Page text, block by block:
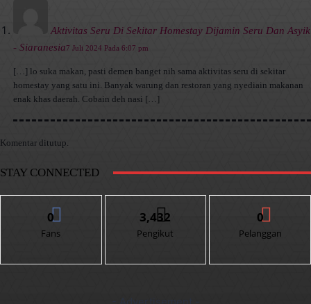
Aktivitas Seru Di Sekitar Homestay Dijamin Seru Dan Asyik
- Siaranesia7 Juli 2024 Pada 6:07 pm
[…] lo suka makan, pasti demen banget nih sama aktivitas seru di sekitar
homestay yang satu ini. Banyak warung dan restoran yang nyediain makanan
enak khas daerah. Cobain deh nasi […]
Komentar ditutup.
STAY CONNECTED
0
Fans
3,432
Pengikut
0
Pelanggan